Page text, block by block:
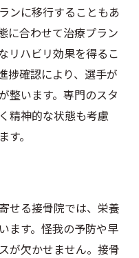
ンに移行することもあ
に合わせて治療プラン
リハビリ効果を得るこ
捗確認により、選手が
整います。専門のスタ
精神的な状態も考慮
。
せる接骨院では、栄養
ます。怪我の予防や早
が欠かせません。接骨